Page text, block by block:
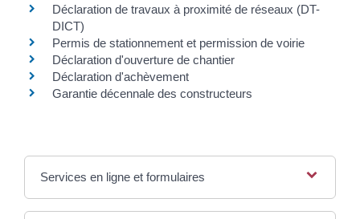
Déclaration de travaux à proximité de réseaux (DT-
DICT)
Permis de stationnement et permission de voirie
Déclaration d'ouverture de chantier
Déclaration d'achèvement
Garantie décennale des constructeurs
Services en ligne et formulaires